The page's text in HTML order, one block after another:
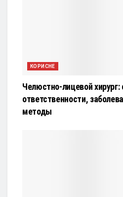
КОРИСНЕ
Челюстно-лицевой
ответственности,
методы